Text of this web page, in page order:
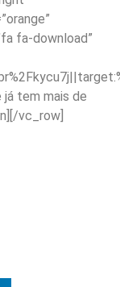
fa-download”
já tem mais de
vc_row]